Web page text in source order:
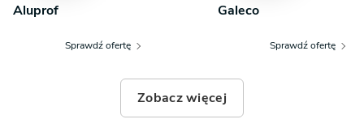
Aluprof
Sprawdź ofertę
Galeco
Sprawdź ofertę
Zobacz więcej